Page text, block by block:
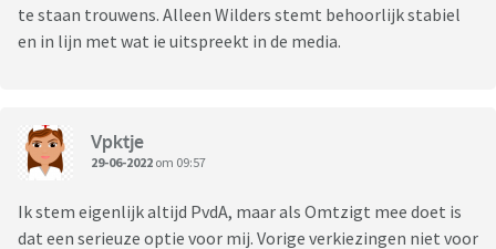
te staan trouwens. Alleen Wilders stemt behoorlijk stabiel
en in lijn met wat ie uitspreekt in de media.
Vpktje
29-06-2022 om 09:57
Ik stem eigenlijk altijd PvdA, maar als Omtzigt mee doet is
dat een serieuze optie voor mij. Vorige verkiezingen niet voor